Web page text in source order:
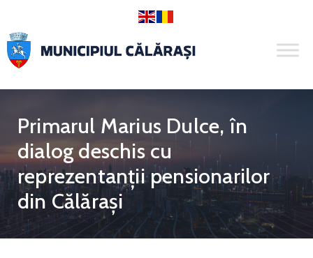
Primarul Marius Dulce, în
dialog deschis cu
reprezentanții pensionarilor
din Călărași